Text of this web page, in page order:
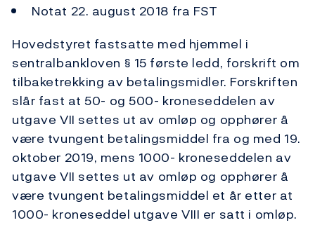
Notat 22. august 2018 fra FST
Hovedstyret fastsatte med hjemmel i
sentralbankloven § 15 første ledd, forskrift om
tilbaketrekking av betalingsmidler. Forskriften
slår fast at 50- og 500- kroneseddelen av
utgave VII settes ut av omløp og opphører å
være tvungent betalingsmiddel fra og med 19.
oktober 2019, mens 1000- kroneseddelen av
utgave VII settes ut av omløp og opphører å
være tvungent betalingsmiddel et år etter at
1000- kroneseddel utgave VIII er satt i omløp.